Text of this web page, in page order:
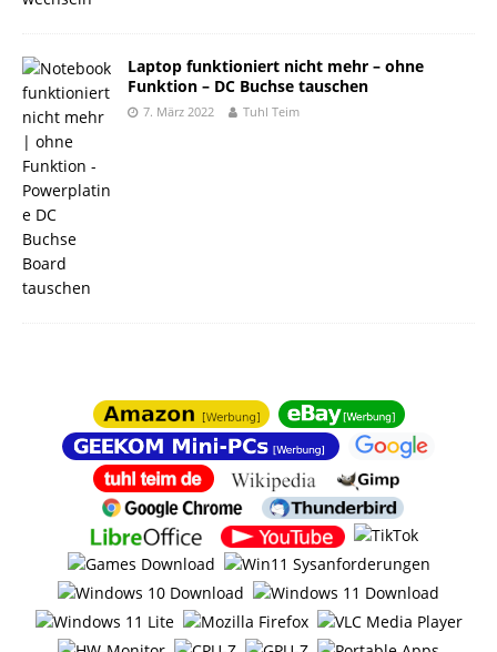
Laptop funktioniert nicht mehr – ohne
Funktion – DC Buchse tauschen
7. März 2022 Tuhl Teim